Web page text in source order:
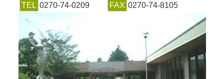
TEL 0270-74-0209 FAX 0270-74-8105